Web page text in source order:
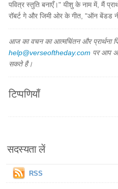
पवित्र स्तुति बनाएँ।" यीशु के नाम में, मैं
रॉबर्ट गे और जिमी ओर के गीत, "ऑन बेंडड
आज का वचन का आत्मचिंतन और प्रार्थना
help@verseoftheday.com पर आप
सकते है।
टिप्पणियाँ
सदस्यता लें
RSS